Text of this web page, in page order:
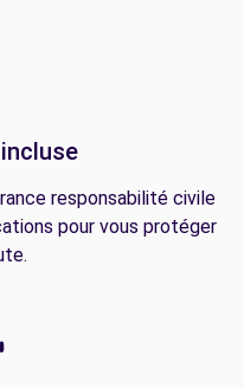
responsabilité civile
pour vous protéger